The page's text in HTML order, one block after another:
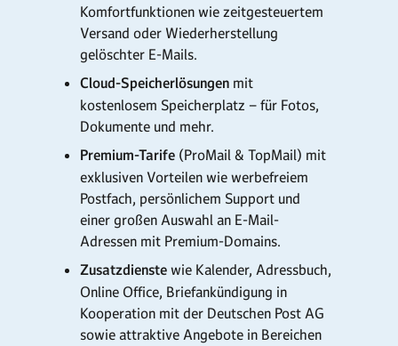
Komfortfunktionen wie zeitgesteuertem
Versand oder Wiederherstellung
gelöschter E-Mails.
Cloud-Speicherlösungen mit
kostenlosem Speicherplatz – für Fotos,
Dokumente und mehr.
Premium-Tarife (ProMail & TopMail) mit
exklusiven Vorteilen wie werbefreiem
Postfach, persönlichem Support und
einer großen Auswahl an E-Mail-
Adressen mit Premium-Domains.
Zusatzdienste wie Kalender, Adressbuch,
Online Office, Briefankündigung in
Kooperation mit der Deutschen Post AG
sowie attraktive Angebote in Bereichen